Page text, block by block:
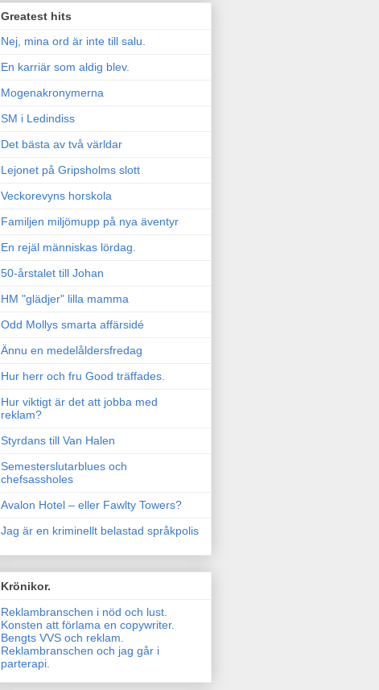
Greatest hits
Nej, mina ord är inte till salu.
En karriär som aldig blev.
Mogenakronymerna
SM i Ledindiss
Det bästa av två världar
Lejonet på Gripsholms slott
Veckorevyns horskola
Familjen miljömupp på nya äventyr
En rejäl människas lördag.
50-årstalet till Johan
HM "glädjer" lilla mamma
Odd Mollys smarta affärsidé
Ännu en medelåldersfredag
Hur herr och fru Good träffades.
Hur viktigt är det att jobba med
reklam?
Styrdans till Van Halen
Semesterslutarblues och
chefsassholes
Avalon Hotel – eller Fawlty Towers?
Jag är en kriminellt belastad språkpolis
Krönikor.
Reklambranschen i nöd och lust.
Konsten att förlama en copywriter.
Bengts VVS och reklam.
Reklambranschen och jag går i
parterapi.